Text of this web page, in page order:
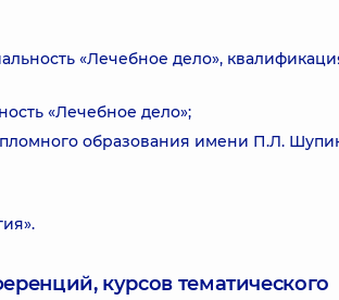
«Лечебное дело»,
«Лечебное дело»;
образования имени П.Л.
курсов тематического